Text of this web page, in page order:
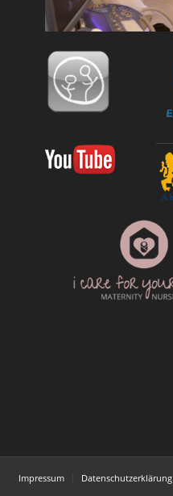
Impressum Datenschutzerklärung